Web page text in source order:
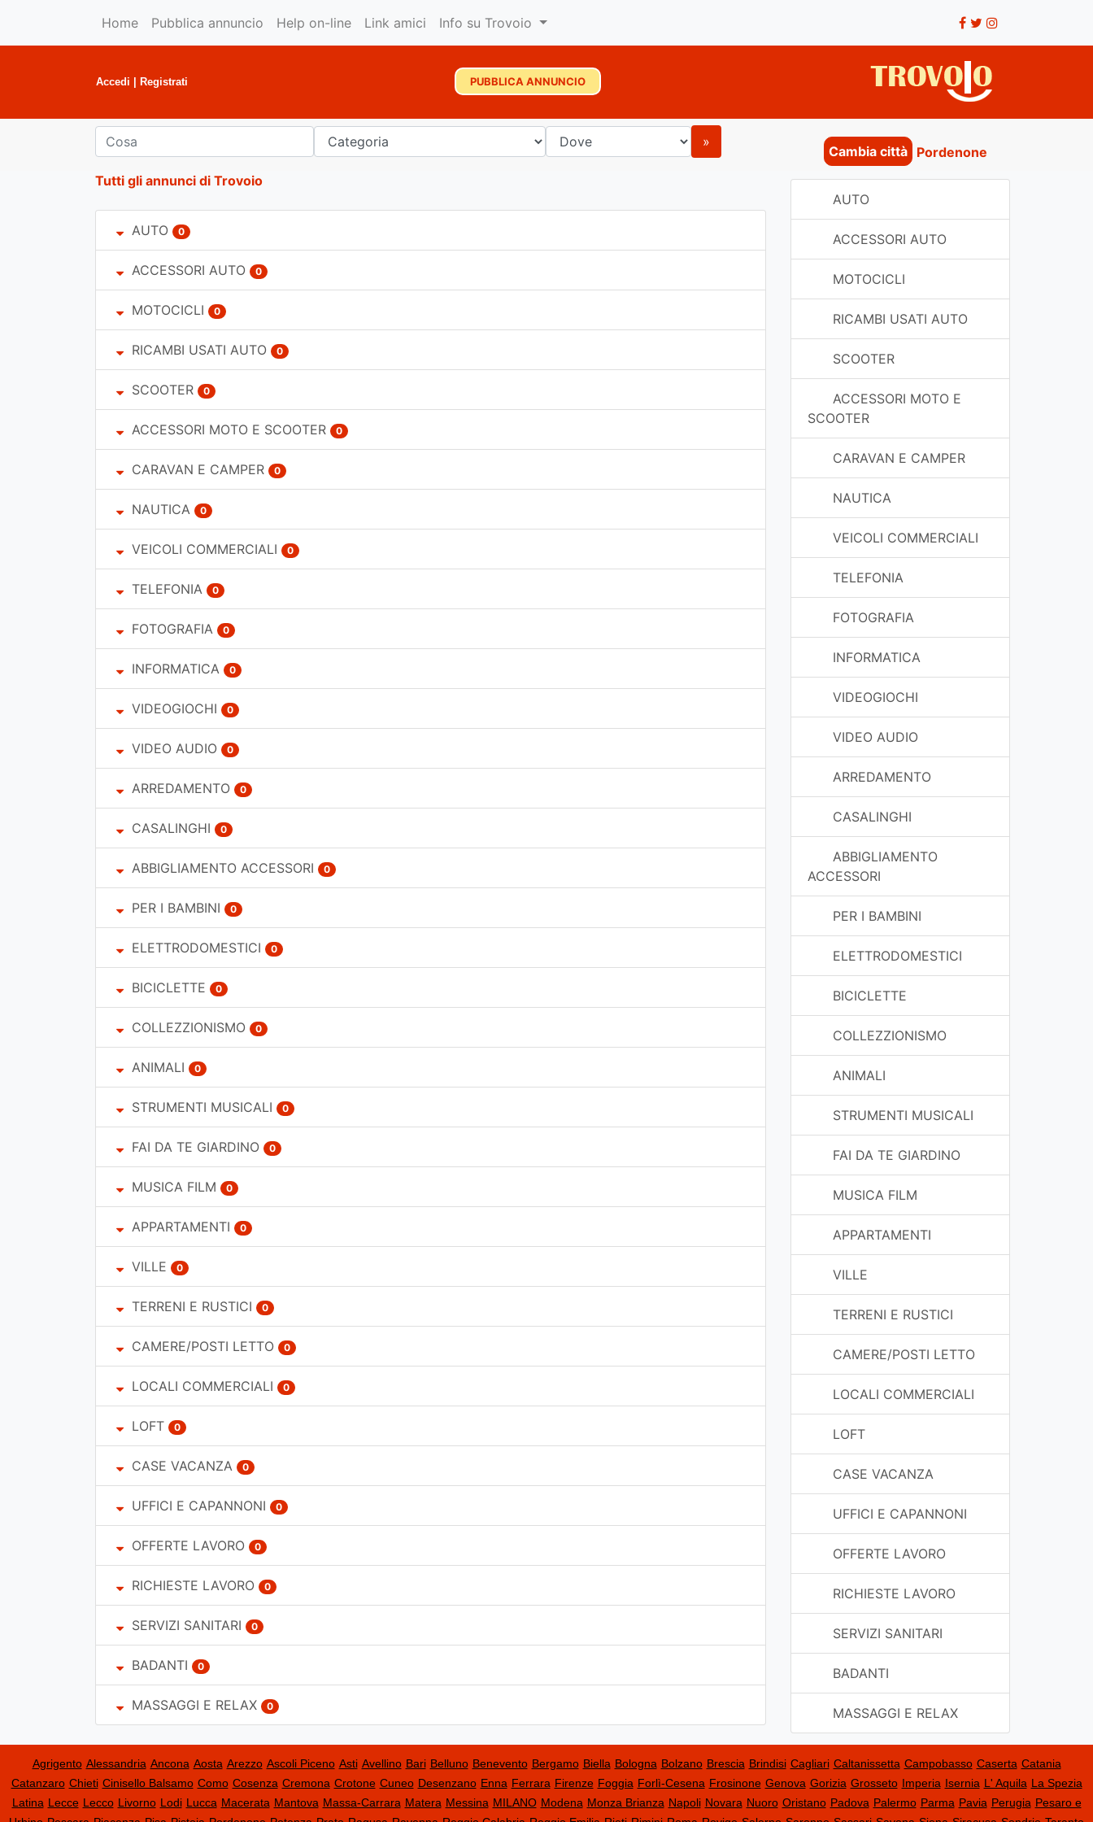
Home Pubblica annuncio Help on-line Link amici Info su Trovoio
Accedi Registrati PUBBLICA ANNUNCIO
»
Cambia città Pordenone
Tutti gli annunci di Trovoio
AUTO 0
ACCESSORI AUTO 0
MOTOCICLI 0
RICAMBI USATI AUTO 0
SCOOTER 0
ACCESSORI MOTO E SCOOTER 0
CARAVAN E CAMPER 0
NAUTICA 0
VEICOLI COMMERCIALI 0
TELEFONIA 0
FOTOGRAFIA 0
INFORMATICA 0
VIDEOGIOCHI 0
VIDEO AUDIO 0
ARREDAMENTO 0
CASALINGHI 0
ABBIGLIAMENTO ACCESSORI 0
PER I BAMBINI 0
ELETTRODOMESTICI 0
BICICLETTE 0
COLLEZZIONISMO 0
ANIMALI 0
STRUMENTI MUSICALI 0
FAI DA TE GIARDINO 0
MUSICA FILM 0
APPARTAMENTI 0
VILLE 0
TERRENI E RUSTICI 0
CAMERE/POSTI LETTO 0
LOCALI COMMERCIALI 0
LOFT 0
CASE VACANZA 0
UFFICI E CAPANNONI 0
OFFERTE LAVORO 0
RICHIESTE LAVORO 0
SERVIZI SANITARI 0
BADANTI 0
MASSAGGI E RELAX 0
AUTO
ACCESSORI AUTO
MOTOCICLI
RICAMBI USATI AUTO
SCOOTER
ACCESSORI MOTO E
SCOOTER
CARAVAN E CAMPER
NAUTICA
VEICOLI COMMERCIALI
TELEFONIA
FOTOGRAFIA
INFORMATICA
VIDEOGIOCHI
VIDEO AUDIO
ARREDAMENTO
CASALINGHI
ABBIGLIAMENTO
ACCESSORI
PER I BAMBINI
ELETTRODOMESTICI
BICICLETTE
COLLEZZIONISMO
ANIMALI
STRUMENTI MUSICALI
FAI DA TE GIARDINO
MUSICA FILM
APPARTAMENTI
VILLE
TERRENI E RUSTICI
CAMERE/POSTI LETTO
LOCALI COMMERCIALI
LOFT
CASE VACANZA
UFFICI E CAPANNONI
OFFERTE LAVORO
RICHIESTE LAVORO
SERVIZI SANITARI
BADANTI
MASSAGGI E RELAX
Agrigento Alessandria Ancona Aosta Arezzo Ascoli Piceno Asti Avellino Bari Belluno Benevento Bergamo Biella Bologna Bolzano Brescia Brindisi Cagliari Caltanissetta Campobasso Caserta Catania
Catanzaro Chieti Cinisello Balsamo Como Cosenza Cremona Crotone Cuneo Desenzano Enna Ferrara Firenze Foggia Forlì-Cesena Frosinone Genova Gorizia Grosseto Imperia Isernia L' Aquila La Spezia
Latina Lecce Lecco Livorno Lodi Lucca Macerata Mantova Massa-Carrara Matera Messina MILANO Modena Monza Brianza Napoli Novara Nuoro Oristano Padova Palermo Parma Pavia Perugia Pesaro e